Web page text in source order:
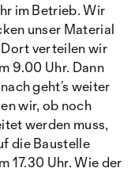
im Betrieb. Wir
unser Material
Dort verteilen wir
9.00 Uhr. Dann
geht’s weiter
wir, ob noch
werden muss,
die Baustelle
17.30 Uhr. Wie der